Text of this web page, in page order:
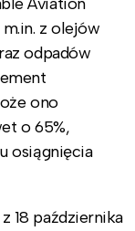
Aviation
z olejów
odpadów
ono
o 65%,
osiągnięcia
18 października